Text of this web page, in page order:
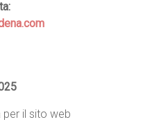
il sito web